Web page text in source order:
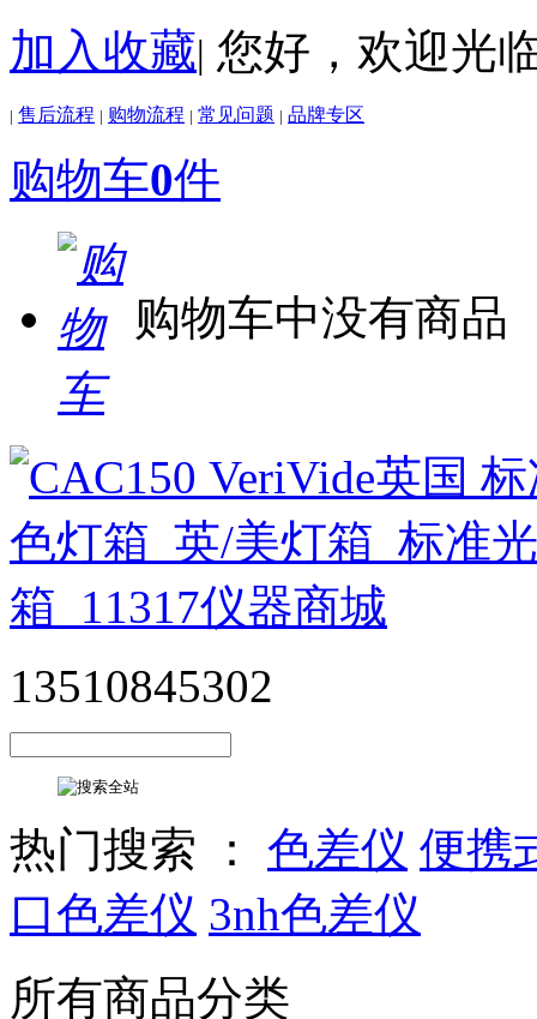
加入收藏| 您好，欢迎光
| 售后流程 | 购物流程 | 常见问题 | 品牌专区
购物车0件
购物车中没有商品
13510845302
热门搜索 ： 色差仪 便携
口色差仪 3nh色差仪
所有商品分类